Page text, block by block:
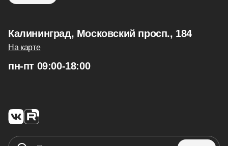
Калининград, Московский просп., 184
На карте
пн-пт 09:00-18:00